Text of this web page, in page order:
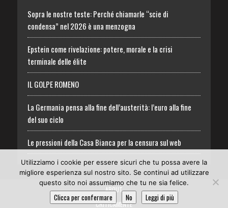
Sopra le nostre teste: Perché chiamarle “scie di
condensa” nel 2026 è una menzogna
Epstein come rivelazione: potere, morale e la crisi
terminale delle élite
IL GOLPE ROMENO
La Germania pensa alla fine dell’austerità: l’euro alla fine
del suo ciclo
Le pressioni della Casa Bianca per la censura sul web
ABOUT
CRITICAMENTE
Utilizziamo i cookie per essere sicuri che tu possa avere la
migliore esperienza sul nostro sito. Se continui ad utilizzare
questo sito noi assumiamo che tu ne sia felice.
Clicca per confermare No Leggi di più